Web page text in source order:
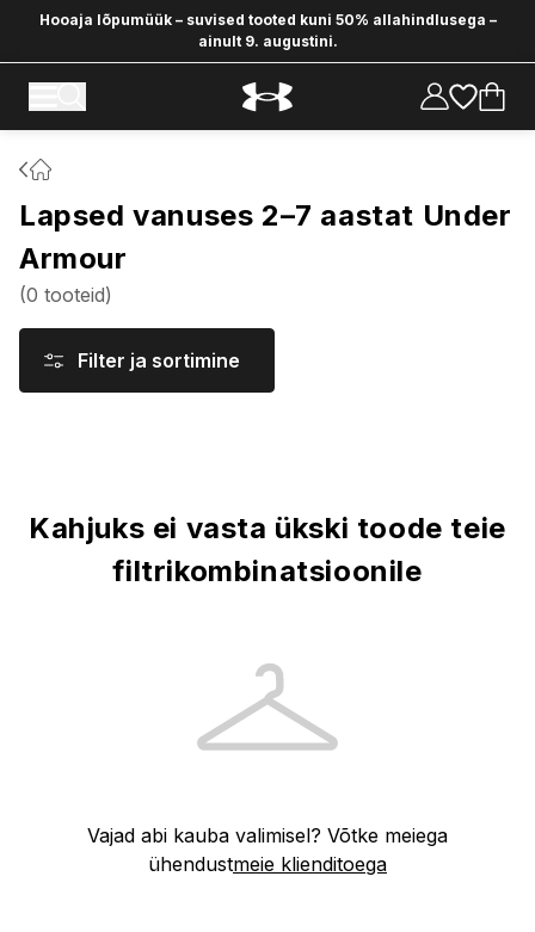
Hooaja lõpumüük – suvised tooted kuni 50% allahindlusega –
ainult 9. augustini.
Lapsed vanuses 2–7 aastat Under
Armour
(0 tooteid)
Filter ja sortimine
Kahjuks ei vasta ükski toode teie
filtrikombinatsioonile
Vajad abi kauba valimisel? Võtke meiega
ühendustmeie klienditoega